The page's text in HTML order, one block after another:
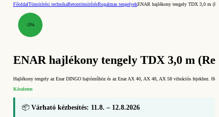
FőoldalTömörítési technikaBetontömörítésRugalmas tengelyekENAR hajlékony tengely TDX 3,0 m
-5%
ENAR hajlékony tengely TDX 3,0 m
Hajlékony tengely az Enar DINGO hajtóműhöz és az Enar AX 40, AX 48, AX 58 vibrációs fejekhez.
Készleten
📦 Várható kézbesítés: 11.8. – 12.8.2026